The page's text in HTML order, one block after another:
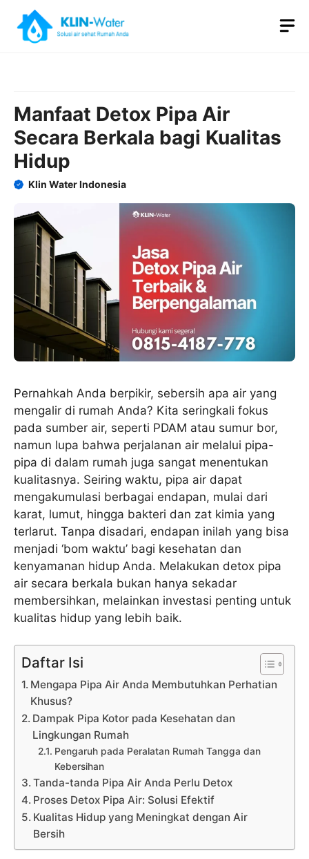
content
Manfaat Detox Pipa Air
Secara Berkala bagi Kualitas
Hidup
Klin Water Indonesia
Pernahkah Anda berpikir, sebersih apa air yang
mengalir di rumah Anda? Kita seringkali fokus
pada sumber air, seperti PDAM atau sumur bor,
namun lupa bahwa perjalanan air melalui pipa-
pipa di dalam rumah juga sangat menentukan
kualitasnya. Seiring waktu, pipa air dapat
mengakumulasi berbagai endapan, mulai dari
karat, lumut, hingga bakteri dan zat kimia yang
terlarut. Tanpa disadari, endapan inilah yang bisa
menjadi ‘bom waktu’ bagi kesehatan dan
kenyamanan hidup Anda. Melakukan detox pipa
air secara berkala bukan hanya sekadar
membersihkan, melainkan investasi penting untuk
kualitas hidup yang lebih baik.
Daftar Isi
Mengapa Pipa Air Anda Membutuhkan Perhatian
Khusus?
Dampak Pipa Kotor pada Kesehatan dan
Lingkungan Rumah
Pengaruh pada Peralatan Rumah Tangga dan
Kebersihan
Tanda-tanda Pipa Air Anda Perlu Detox
Proses Detox Pipa Air: Solusi Efektif
Kualitas Hidup yang Meningkat dengan Air
Bersih